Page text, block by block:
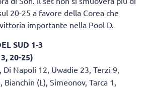
20-25 a favore della Corea che
importante nella Pool D.
SUD 1-3
20-25)
Di Napoli 12, Uwadie 23, Terzi 9,
(L), Simeonov, Tarca 1,